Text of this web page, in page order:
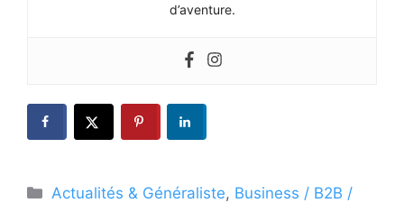
d’aventure.
Catégories
Actualités & Généraliste, Business / B2B /